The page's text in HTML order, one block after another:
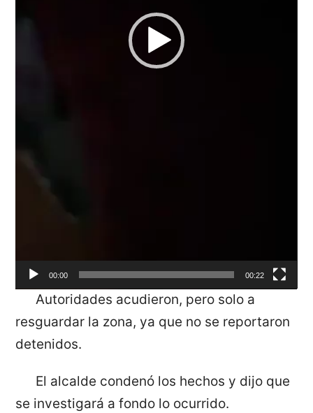
00:00 00:22
Autoridades acudieron, pero solo a
resguardar la zona, ya que no se reportaron
detenidos.
El alcalde condenó los hechos y dijo que
se investigará a fondo lo ocurrido.